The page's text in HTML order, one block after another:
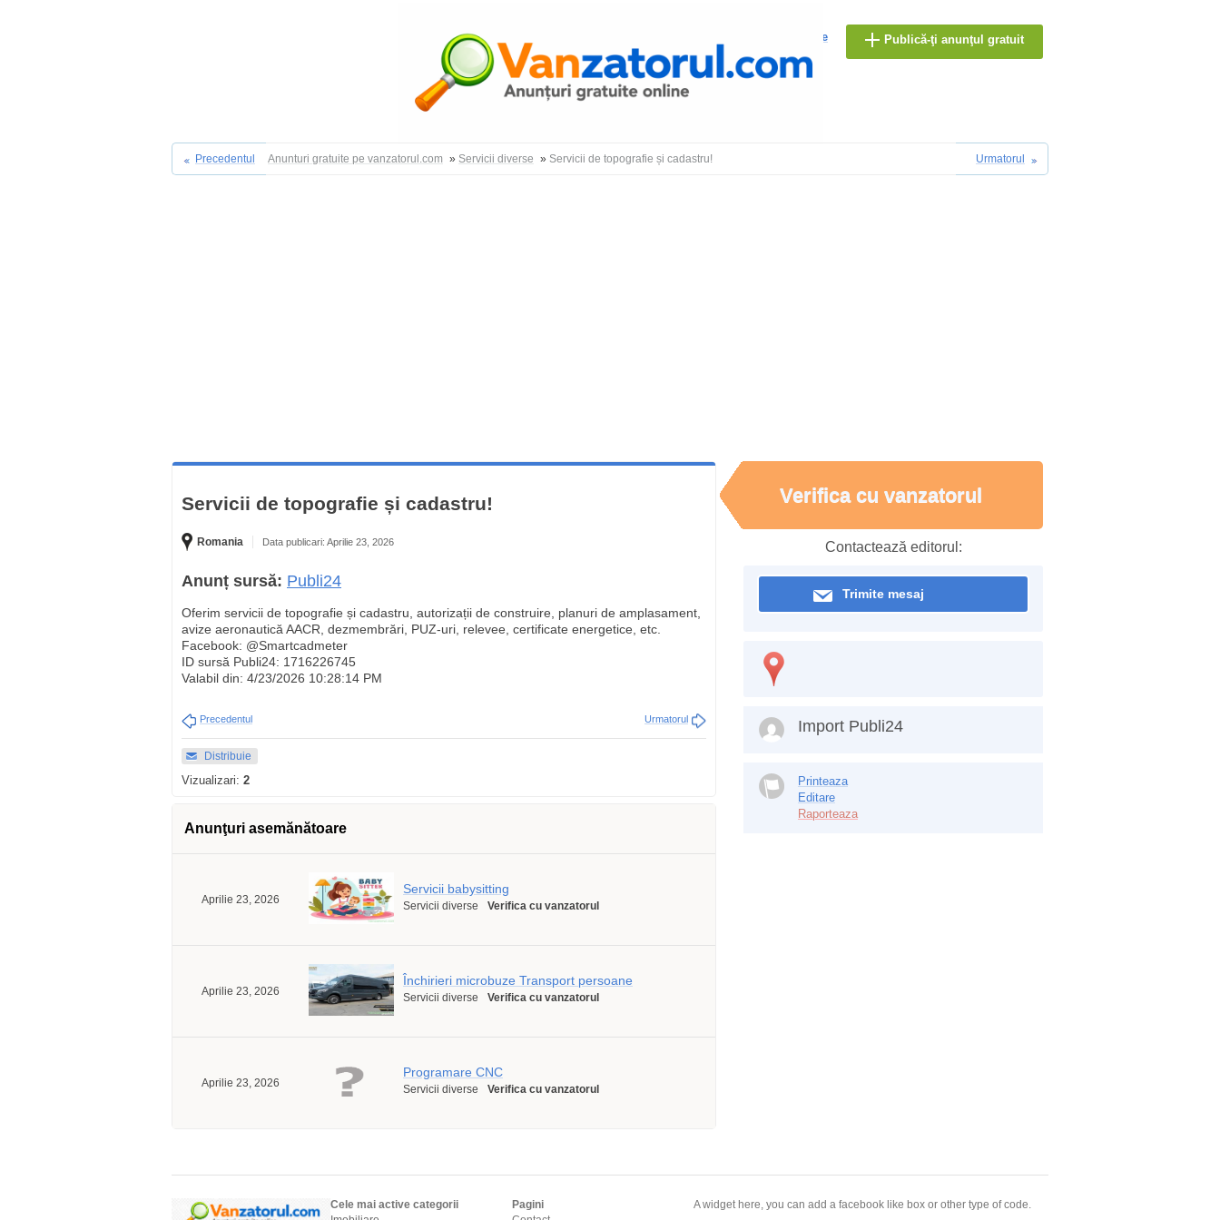
Autentificare Publică-ţi anunţul gratuit
Precedentul Urmatorul
Anunturi gratuite pe vanzatorul.com » Servicii diverse » Servicii de topografie și cadastru!
Servicii de topografie și cadastru!
Romania Data publicari: Aprilie 23, 2026
Anunț sursă: Publi24
Oferim servicii de topografie și cadastru, autorizații de construire, planuri de amplasament,
avize aeronautică AACR, dezmembrări, PUZ-uri, relevee, certificate energetice, etc.
Facebook: @Smartcadmeter
ID sursă Publi24: 1716226745
Valabil din: 4/23/2026 10:28:14 PM
Precedentul Urmatorul
Distribuie
Vizualizari: 2
Verifica cu vanzatorul
Contactează editorul:
Trimite mesaj
Import Publi24
Printeaza
Editare
Raporteaza
Anunţuri asemănătoare
Aprilie 23, 2026
Servicii babysitting
Servicii diverse Verifica cu vanzatorul
Aprilie 23, 2026
Închirieri microbuze Transport persoane
Servicii diverse Verifica cu vanzatorul
Aprilie 23, 2026
Programare CNC
Servicii diverse Verifica cu vanzatorul
Cele mai active categorii
Pagini
A widget here, you can add a facebook like box or other type of code.